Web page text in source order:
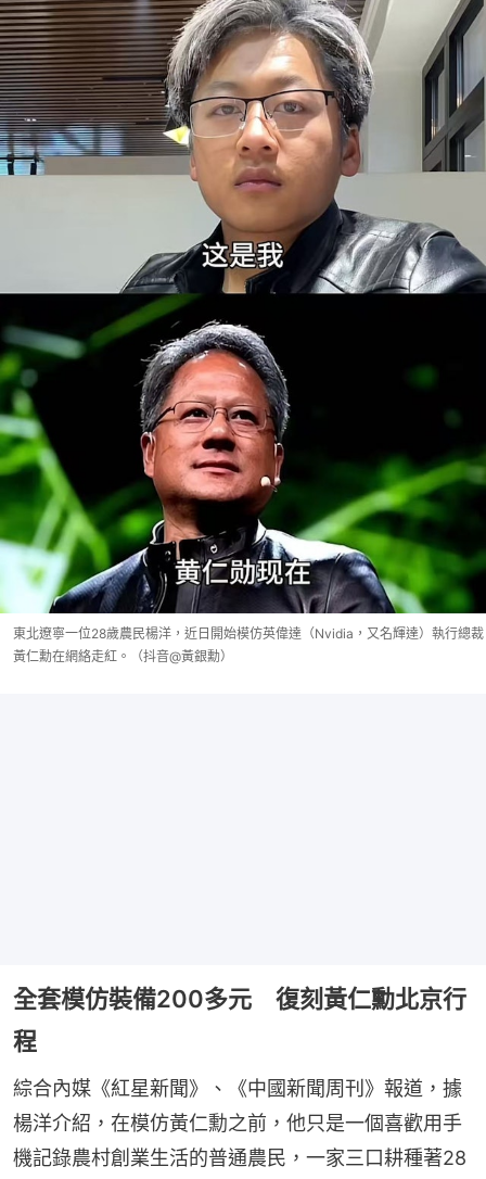
東北遼寧一位28歲農民楊洋，近日開始模仿英偉達（Nvidia，又名輝達）執行總裁
黃仁勳在網絡走紅。（抖音@黃銀勳）
全套模仿裝備200多元 復刻黃仁勳北京行
程
綜合內媒《紅星新聞》、《中國新聞周刊》報道，據
楊洋介紹，在模仿黃仁勳之前，他只是一個喜歡用手
機記錄農村創業生活的普通農民，一家三口耕種著28